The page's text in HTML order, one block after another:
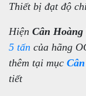
Thiết bị đạt độ
Hiện Cân
5 tấn của hãng
thêm tại mục
tiết